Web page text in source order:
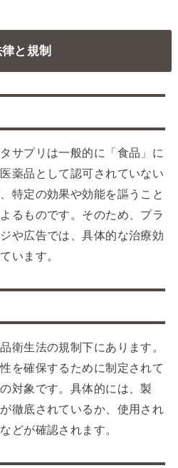
と規制
サプリは一般的に「食品」に
薬品として認可されていない
特定の効果や効能を謳うこと
るものです。そのため、プラ
や広告では、具体的な治療効
います。
衛生法の規制下にあります。
を確保するために制定されて
対象です。具体的には、製
徹底されているか、使用され
どが確認されます。